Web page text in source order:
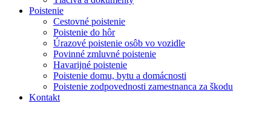
Poistenie
Cestovné poistenie
Poistenie do hôr
Úrazové poistenie osôb vo vozidle
Povinné zmluvné poistenie
Havarijné poistenie
Poistenie domu, bytu a domácnosti
Poistenie zodpovednosti zamestnanca za škodu
Kontakt